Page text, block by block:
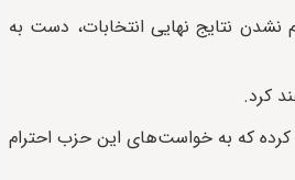
خواست که در صورت اعلام نشدن نتایج نهایی انتخابات، دست به
که به خواست‌های این حزب احترام